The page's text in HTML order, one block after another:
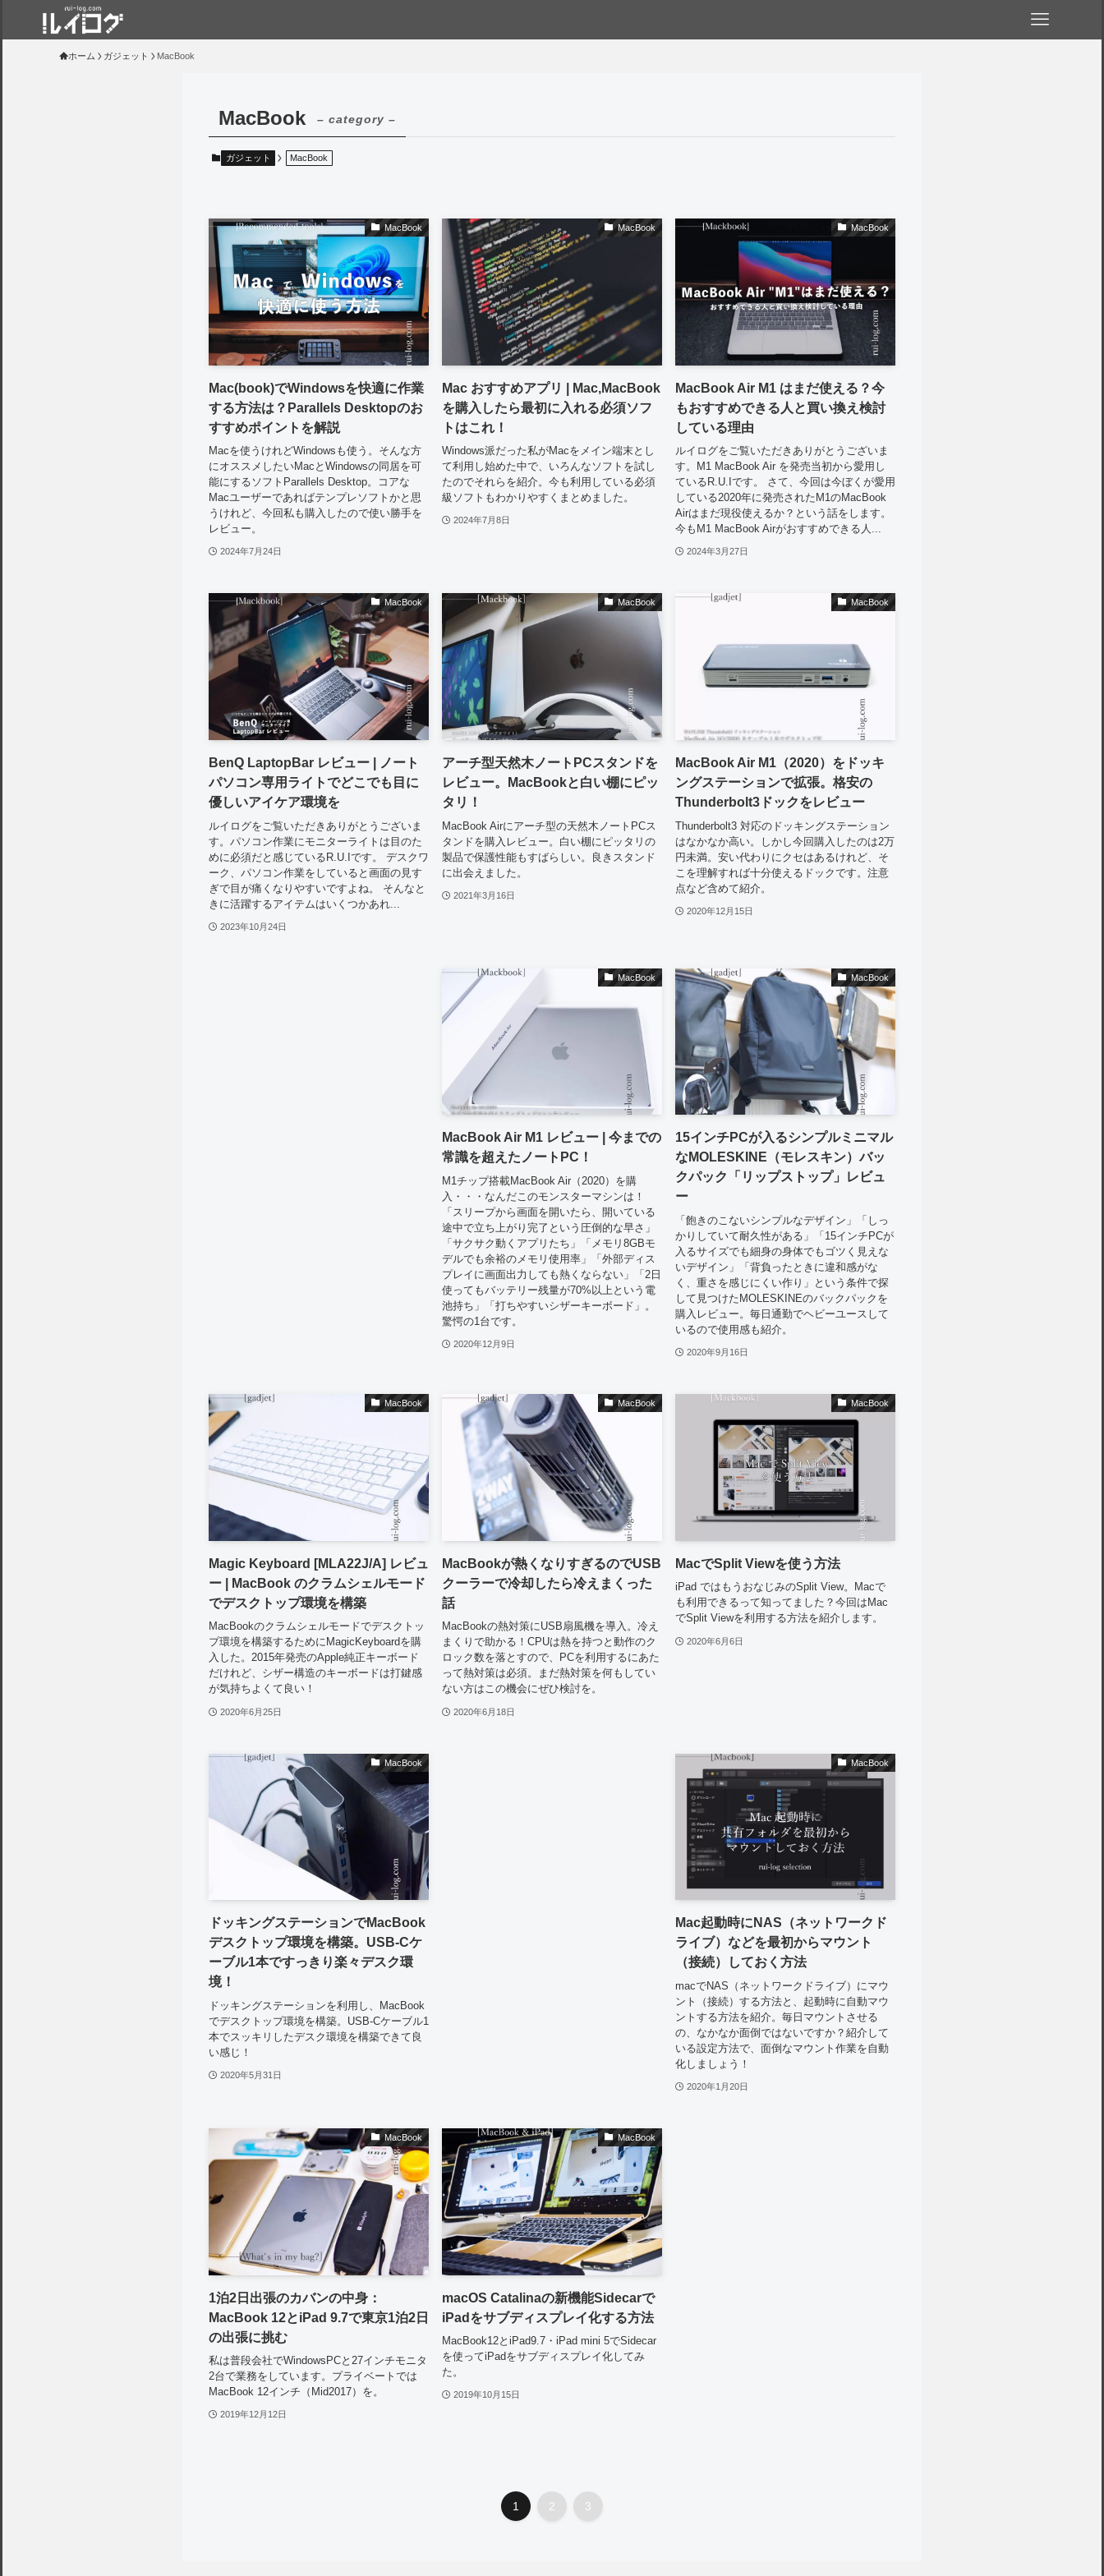
ホーム ガジェット MacBook
MacBook – category –
ガジェット MacBook
MacBook
Mac(book)でWindowsを快適に作業
する方法は？Parallels Desktopのお
すすめポイントを解説
Macを使うけれどWindowsも使う。そんな方
にオススメしたいMacとWindowsの同居を可
能にするソフトParallels Desktop。コアな
Macユーザーであればテンプレソフトかと思
うけれど、今回私も購入したので使い勝手を
レビュー。
2024年7月24日
MacBook
Mac おすすめアプリ | Mac,MacBook
を購入したら最初に入れる必須ソフ
トはこれ！
Windows派だった私がMacをメイン端末とし
て利用し始めた中で、いろんなソフトを試し
たのでそれらを紹介。今も利用している必須
級ソフトもわかりやすくまとめました。
2024年7月8日
MacBook
MacBook Air M1 はまだ使える？今
もおすすめできる人と買い換え検討
している理由
ルイログをご覧いただきありがとうございま
す。M1 MacBook Air を発売当初から愛用し
ているR.U.Iです。 さて、今回は今ぼくが愛用
している2020年に発売されたM1のMacBook
Airはまだ現役使えるか？という話をします。
今もM1 MacBook Airがおすすめできる人...
2024年3月27日
MacBook
BenQ LaptopBar レビュー | ノート
パソコン専用ライトでどこでも目に
優しいアイケア環境を
ルイログをご覧いただきありがとうございま
す。パソコン作業にモニターライトは目のた
めに必須だと感じているR.U.Iです。 デスクワ
ーク、パソコン作業をしていると画面の見す
ぎで目が痛くなりやすいですよね。 そんなと
きに活躍するアイテムはいくつかあれ...
2023年10月24日
MacBook
アーチ型天然木ノートPCスタンドを
レビュー。MacBookと白い棚にピッ
タリ！
MacBook Airにアーチ型の天然木ノートPCス
タンドを購入レビュー。白い棚にピッタリの
製品で保護性能もすばらしい。良きスタンド
に出会えました。
2021年3月16日
MacBook
MacBook Air M1（2020）をドッキ
ングステーションで拡張。格安の
Thunderbolt3ドックをレビュー
Thunderbolt3 対応のドッキングステーション
はなかなか高い。しかし今回購入したのは2万
円未満。安い代わりにクセはあるけれど、そ
こを理解すれば十分使えるドックです。注意
点など含めて紹介。
2020年12月15日
MacBook
MacBook Air M1 レビュー | 今までの
常識を超えたノートPC！
M1チップ搭載MacBook Air（2020）を購
入・・・なんだこのモンスターマシンは！
「スリープから画面を開いたら、開いている
途中で立ち上がり完了という圧倒的な早さ」
「サクサク動くアプリたち」「メモリ8GBモ
デルでも余裕のメモリ使用率」「外部ディス
プレイに画面出力しても熱くならない」「2日
使ってもバッテリー残量が70%以上という電
池持ち」「打ちやすいシザーキーボード」。
驚愕の1台です。
2020年12月9日
MacBook
15インチPCが入るシンプルミニマル
なMOLESKINE（モレスキン）バッ
クパック「リップストップ」レビュ
ー
「飽きのこないシンプルなデザイン」「しっ
かりしていて耐久性がある」「15インチPCが
入るサイズでも細身の身体でもゴツく見えな
いデザイン」「背負ったときに違和感がな
く、重さを感じにくい作り」という条件で探
して見つけたMOLESKINEのバックパックを
購入レビュー。毎日通勤でヘビーユースして
いるので使用感も紹介。
2020年9月16日
MacBook
Magic Keyboard [MLA22J/A] レビュ
ー | MacBook のクラムシェルモード
でデスクトップ環境を構築
MacBookのクラムシェルモードでデスクトッ
プ環境を構築するためにMagicKeyboardを購
入した。2015年発売のApple純正キーボード
だけれど、シザー構造のキーボードは打鍵感
が気持ちよくて良い！
2020年6月25日
MacBook
MacBookが熱くなりすぎるのでUSB
クーラーで冷却したら冷えまくった
話
MacBookの熱対策にUSB扇風機を導入。冷え
まくりで助かる！CPUは熱を持つと動作のク
ロック数を落とすので、PCを利用するにあた
って熱対策は必須。まだ熱対策を何もしてい
ない方はこの機会にぜひ検討を。
2020年6月18日
MacBook
MacでSplit Viewを使う方法
iPad ではもうおなじみのSplit View。Macで
も利用できるって知ってました？今回はMac
でSplit Viewを利用する方法を紹介します。
2020年6月6日
MacBook
ドッキングステーションでMacBook
デスクトップ環境を構築。USB-Cケ
ーブル1本ですっきり楽々デスク環
境！
ドッキングステーションを利用し、MacBook
でデスクトップ環境を構築。USB-Cケーブル1
本でスッキリしたデスク環境を構築できて良
い感じ！
2020年5月31日
MacBook
Mac起動時にNAS（ネットワークド
ライブ）などを最初からマウント
（接続）しておく方法
macでNAS（ネットワークドライブ）にマウ
ント（接続）する方法と、起動時に自動マウ
ントする方法を紹介。毎日マウントさせる
の、なかなか面倒ではないですか？紹介して
いる設定方法で、面倒なマウント作業を自動
化しましょう！
2020年1月20日
MacBook
1泊2日出張のカバンの中身：
MacBook 12とiPad 9.7で東京1泊2日
の出張に挑む
私は普段会社でWindowsPCと27インチモニタ
2台で業務をしています。プライベートでは
MacBook 12インチ（Mid2017）を。
2019年12月12日
MacBook
macOS Catalinaの新機能Sidecarで
iPadをサブディスプレイ化する方法
MacBook12とiPad9.7・iPad mini 5でSidecar
を使ってiPadをサブディスプレイ化してみ
た。
2019年10月15日
1 2 3